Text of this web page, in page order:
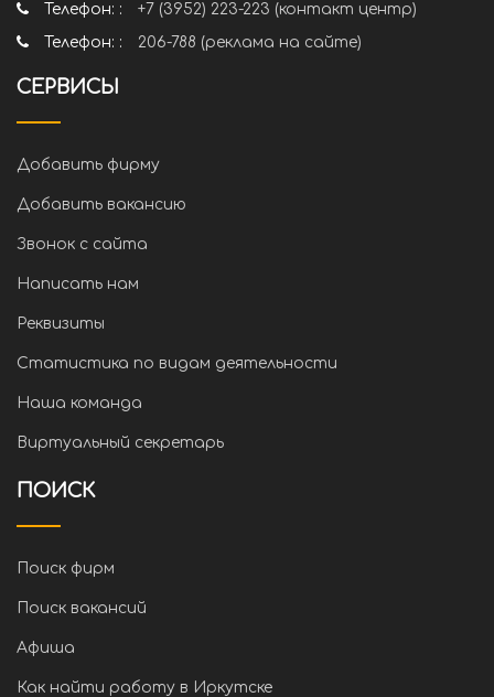
Телефон: :
+7 (3952) 223-223 (контакт центр)
Телефон: :
206-788 (реклама на сайте)
СЕРВИСЫ
Добавить фирму
Добавить вакансию
Звонок с сайта
Написать нам
Реквизиты
Статистика по видам деятельности
Наша команда
Виртуальный секретарь
ПОИСК
Поиск фирм
Поиск вакансий
Афиша
Как найти работу в Иркутске